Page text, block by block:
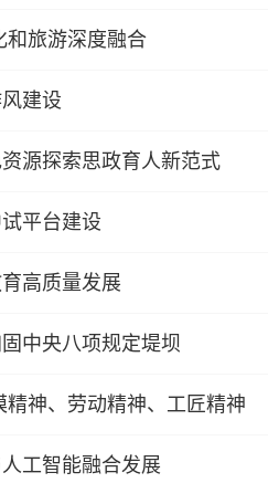
和旅游深度融合
建设
源探索思政育人新范式
平台建设
高质量发展
中央八项规定堤坝
神、劳动精神、工匠精神
工智能融合发展